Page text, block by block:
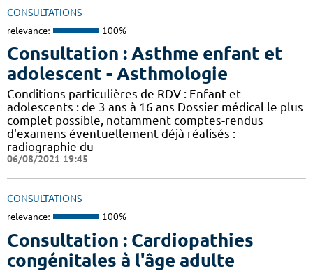
CONSULTATIONS
relevance: 100%
Consultation : Asthme enfant et
adolescent - Asthmologie
Conditions particulières de RDV : Enfant et
adolescents : de 3 ans à 16 ans Dossier médical le plus
complet possible, notamment comptes-rendus
d'examens éventuellement déjà réalisés :
radiographie du
06/08/2021 19:45
CONSULTATIONS
relevance: 100%
Consultation : Cardiopathies
congénitales à l'âge adulte